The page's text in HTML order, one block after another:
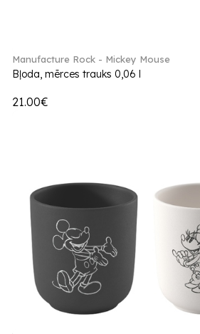
Manufacture Rock - Mickey Mouse
Bļoda, mērces trauks 0,06 l
21.00€